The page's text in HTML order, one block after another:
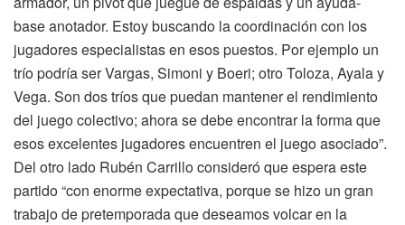
base anotador. Estoy buscando la coordinación con los
jugadores especialistas en esos puestos. Por ejemplo un
trío podría ser Vargas, Simoni y Boeri; otro Toloza, Ayala y
Vega. Son dos tríos que puedan mantener el rendimiento
del juego colectivo; ahora se debe encontrar la forma que
esos excelentes jugadores encuentren el juego asociado”.
Del otro lado Rubén Carrillo consideró que espera este
partido “con enorme expectativa, porque se hizo un gran
trabajo de pretemporada que deseamos volcar en la